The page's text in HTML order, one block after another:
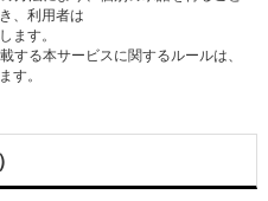
、利⽤者は
ます。
する本サービスに関するルールは、
す。